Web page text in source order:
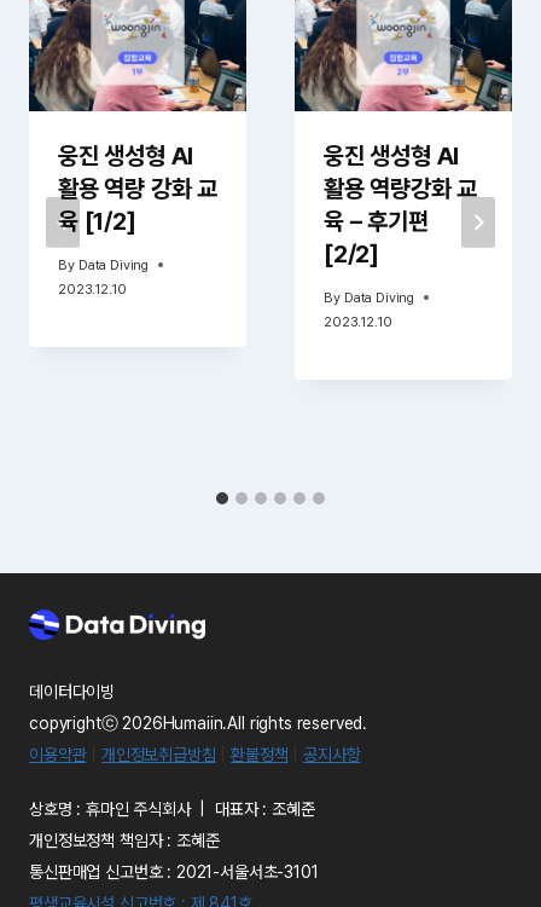
웅진 생성형 AI
활용 역량 강화 교
육 [1/2]
By Data Diving
2023.12.10
웅진 생성형 AI
활용 역량강화 교
육 – 후기편
[2/2]
By Data Diving
2023.12.10
데이터다이빙
copyrightⓒ 2026Humaiin.All rights reserved.
이용약관| 개인정보취급방침 |환불정책 |공지사항
상호명 : 휴마인 주식회사 | 대표자 : 조혜준
개인정보정책 책임자 : 조혜준
통신판매업 신고번호 : 2021-서울서초-3101